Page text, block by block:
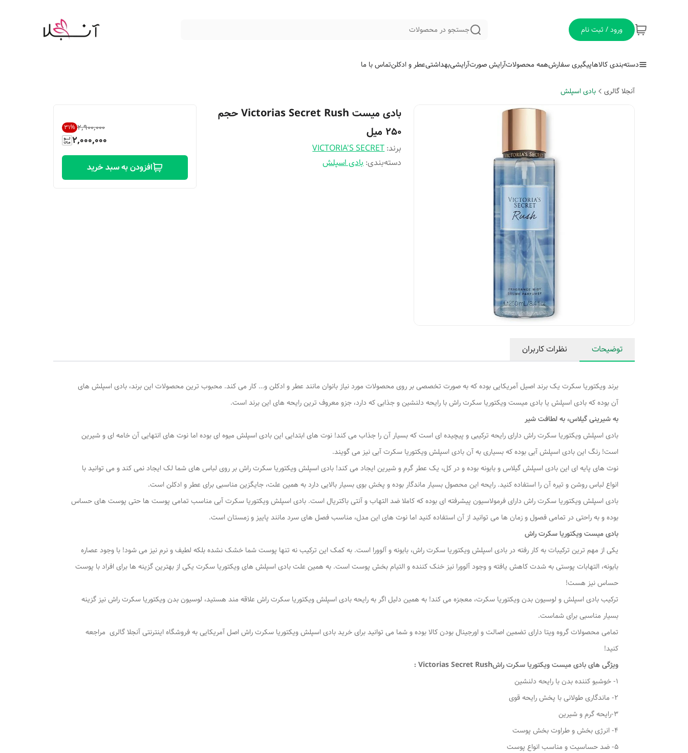
ورود / ثبت نام جستجو در محصولات
دسته‌بندی کالاهاپیگیری سفارشهمه محصولاتآرایش صورتآرایشیبهداشتیعطر و ادکلنتماس با ما
آنجلا گالری بادی اسپلش
بادی میست Victorias Secret Rush حجم
250 میل
برند:VICTORIA'S SECRET
دسته‌بندی:بادی اسپلش
۲٬۹۰۰٬۰۰۰ 31%
2,000,000
افزودن به سبد خرید
توضیحات نظرات کاربران
برند ویکتوریا سکرت یک برند اصیل آمریکایی بوده که به صورت تخصصی بر روی محصولات مورد نیاز بانوان مانند عطر و ادکلن و… کار می کند. محبوب ترین محصولات این برند، بادی اسپلش های
آن بوده که بادی اسپلش یا بادی میست ویکتوریا سکرت راش با رایحه دلنشین و جذابی که دارد، جزو معروف ترین رایحه های این برند است.
به شیرینی گیلاس، به لطافت شیر
بادی اسپلش ویکتوریا سکرت راش دارای رایحه ترکیبی و پیچیده ای است که بسیار آن را جذاب می کند! نوت های ابتدایی این بادی اسپلش میوه ای بوده اما نوت های انتهایی آن خامه ای و شیرین
است! رنگ این بادی اسپلش آبی بوده که بسیاری به آن بادی اسپلش ویکتوریا سکرت آبی نیز می گویند.
نوت های پایه ای این بادی اسپلش گیلاس و بابونه بوده و در کل، یک عطر گرم و شیرین ایجاد می کند! بادی اسپلش ویکتوریا سکرت راش بر روی لباس های شما لک ایجاد نمی کند و می توانید با
انواع لباس روشن و تیره آن را استفاده کنید. رایحه این محصول بسیار ماندگار بوده و پخش بوی بسیار بالایی دارد به همین علت، جایگزین مناسبی برای عطر و ادکلن است.
بادی اسپلش ویکتوریا سکرت راش دارای فرمولاسیون پیشرفته ای بوده که کاملا ضد التهاب و آنتی باکتریال است. بادی اسپلش ویکتوریا سکرت آبی مناسب تمامی پوست ها حتی پوست های حساس
بوده و به راحتی در تمامی فصول و زمان ها می توانید از آن استفاده کنید اما نوت های این مدل، مناسب فصل های سرد مانند پاییز و زمستان است.
بادی میست ویکتوریا سکرت راش
یکی از مهم ترین ترکیبات به کار رفته در بادی اسپلش ویکتوریا سکرت راش، بابونه و آلوورا است. به کمک این ترکیب نه تنها پوست شما خشک نشده بلکه لطیف و نرم نیز می شود! با وجود عصاره
بابونه، التهابات پوستی به شدت کاهش یافته و وجود آلوورا نیز خنک کننده و التیام بخش پوست است. به همین علت بادی اسپلش های ویکتوریا سکرت یکی از بهترین گزینه ها برای افراد با پوست
حساس نیز هست!
ترکیب بادی اسپلش و لوسیون بدن ویکتوریا سکرت، معجزه می کند! به همین دلیل اگر به رایحه بادی اسپلش ویکتوریا سکرت راش علاقه مند هستید، لوسیون بدن ویکتوریا سکرت راش نیز گزینه
بسیار مناسبی برای شماست.
تمامی محصولات گروه ویتا دارای تضمین اصالت و اورجینال بودن کالا بوده و شما می توانید برای خرید بادی اسپلش ویکتوریا سکرت راش اصل آمریکایی به فروشگاه اینترنتی آنجلا گالری مراجعه
کنید!
ویژگی های بادی میست ویکتوریا سکرت راشVictorias Secret Rush :
1- خوشبو کننده بدن با رایحه دلنشین
2- ماندگاری طولانی با پخش رایحه قوی
3-رایحه گرم و شیرین
4- انرژی بخش و طراوت بخش پوست
5- ضد حساسیت و مناسب انواع پوست